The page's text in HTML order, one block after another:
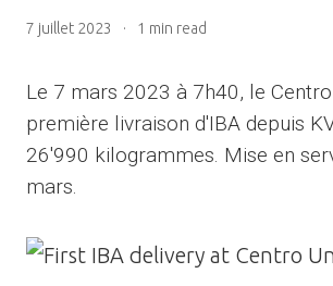
7 juillet 2023 · 1 min read
Le 7 mars 2023 à 7h40, le
première livraison d'IBA depuis
26'990 kilogrammes. Mise en
mars.
Image